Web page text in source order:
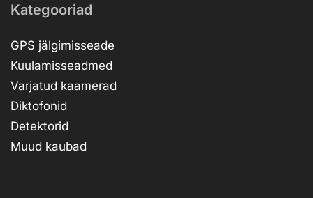
Kategooriad
GPS jälgimisseade
Kuulamisseadmed
Varjatud kaamerad
Diktofonid
Detektorid
Muud kaubad